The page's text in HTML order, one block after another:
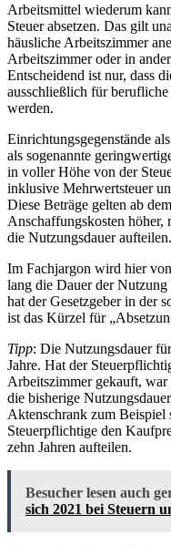
Arbeitsmittel wiederum
Steuer absetzen. Das gilt
häusliche Arbeitszimmer
Arbeitszimmer oder in
Entscheidend ist nur, dass
ausschließlich für
werden.
Einrichtungsgegenstände
als sogenannte
in voller Höhe von der
inklusive Mehrwertsteuer
Diese Beträge gelten ab
Anschaffungskosten höher,
die Nutzungsdauer aufteilen.
Im Fachjargon wird hier
lang die Dauer der Nutzung
hat der Gesetzgeber in der
ist das Kürzel für
Tipp: Die Nutzungsdauer
Jahre. Hat der
Arbeitszimmer gekauft, war
die bisherige
Aktenschrank zum Beispiel
Steuerpflichtige den
zehn Jahren aufteilen.
Besucher lesen auch
sich 2021 bei Steuern